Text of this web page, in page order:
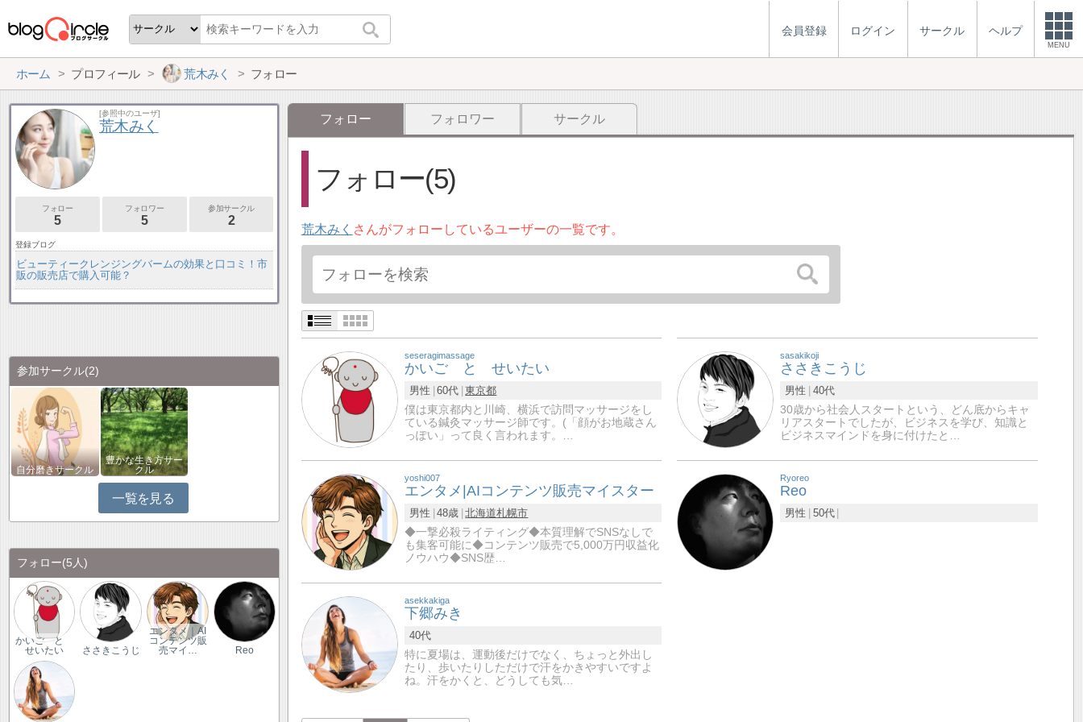
会員登録 ログイン サークル ヘルプ
MENU
ホーム プロフィール 荒木みく フォロー
フォロー フォロワー サークル
フォロー(5)
荒木みく さんがフォローしているユーザーの一覧です。
seseragimassage
かいご と せいたい
男性 60代 東京都
僕は東京都内と川崎、横浜で訪問マッサージをし
ている鍼灸マッサージ師です。(「顔がお地蔵さん
っぽい」って良く言われます。…
sasakikoji
ささきこうじ
男性
40代
30歳から社会人スタートという、どん底からキャ
リアスタートでしたが、ビジネスを学び、知識と
ビジネスマインドを身に付けたと…
yoshi007
エンタメ|AIコンテンツ販売マイスター
男性 48歳 北海道札幌市
◆一撃必殺ライティング◆本質理解でSNSなしで
も集客可能に◆コンテンツ販売で5,000万円収益化
ノウハウ◆SNS歴…
Ryoreo
Reo
男性 50代
asekkakiga
下郷みき
40代
特に夏場は、運動後だけでなく、ちょっと外出し
たり、歩いたりしただけで汗をかきやすいですよ
ね。汗をかくと、どうしても気…
[参照中のユーザ]
荒木みく
フォロー
5
フォロワー
5
参加サークル
2
登録ブログ
ビューティークレンジングバームの効果と口コミ！市
販の販売店で購入可能？
参加サークル(2)
自分磨きサークル
豊かな生き方サー
クル
一覧を見る
フォロー(5人)
かいご と
せいたい
ささきこうじ
エンタメ｜AI
コンテンツ販
売マイ…
Reo